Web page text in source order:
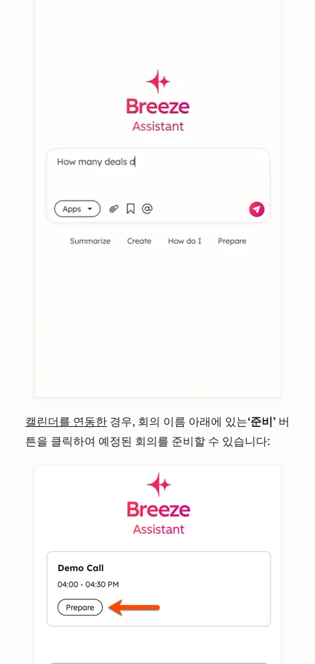
캘린더를 연동한 경우, 회의 이름 아래에 있는‘준비’ 버
튼을 클릭하여 예정된 회의를 준비할 수 있습니다: